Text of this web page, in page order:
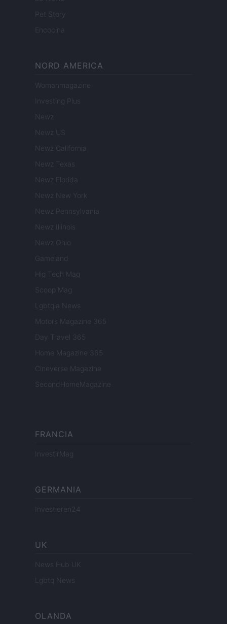
Pet Story
Encocina
NORD AMERICA
Womanmagazine
Investing Plus
Newz
Newz US
Newz California
Newz Texas
Newz Florida
Newz New York
Newz Pennsylvania
Newz Illinois
Newz Ohio
Gameland
Hig Tech Mag
Scoop Mag
Lgbtqia News
Motors Magazine 365
Day Travel 365
Home Magazine 365
Cineverse Magazine
SecondHomeMagazine
FRANCIA
InvestirMag
GERMANIA
Investieren24
UK
News Hub UK
Lgbtq News
OLANDA